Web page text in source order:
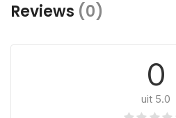
Reviews (0)
0
uit 5.0